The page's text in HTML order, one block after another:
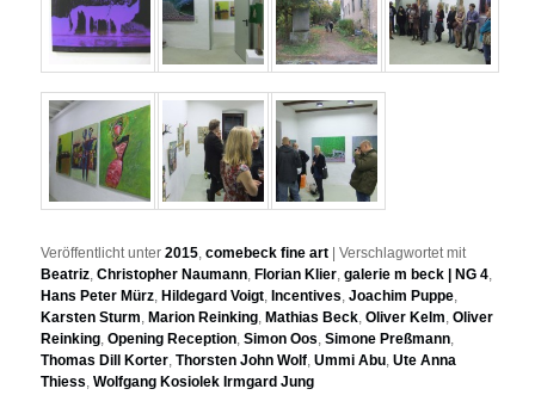
Veröffentlicht unter 2015,comebeck fine art |Verschlagwortet mit
Beatriz,Christopher Naumann, Florian Klier,galerie m beck | NG 4,
Hans Peter Mürz, Hildegard Voigt, Incentives,Joachim Puppe,
Karsten Sturm, Marion Reinking, Mathias Beck,Oliver Kelm,Oliver
Reinking,Opening Reception,Simon Oos,Simone Preßmann,
Thomas Dill Korter,Thorsten John Wolf,Ummi Abu,Ute Anna
Thiess,Wolfgang Kosiolek Irmgard Jung